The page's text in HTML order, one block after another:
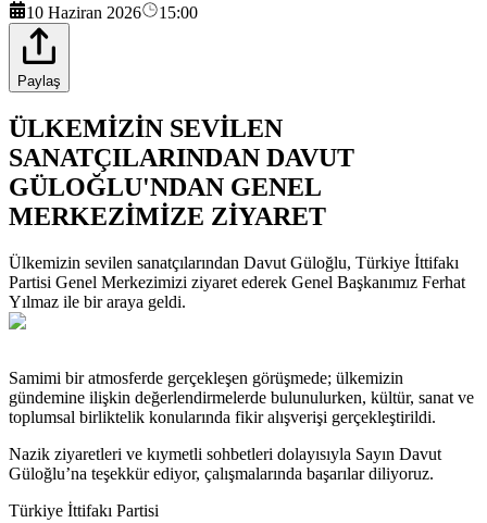
10 Haziran 2026 15:00
Paylaş
ÜLKEMİZİN SEVİLEN
SANATÇILARINDAN DAVUT
GÜLOĞLU'NDAN GENEL
MERKEZİMİZE ZİYARET
Ülkemizin sevilen sanatçılarından Davut Güloğlu, Türkiye İttifakı
Partisi Genel Merkezimizi ziyaret ederek Genel Başkanımız Ferhat
Yılmaz ile bir araya geldi.
Samimi bir atmosferde gerçekleşen görüşmede; ülkemizin
gündemine ilişkin değerlendirmelerde bulunulurken, kültür, sanat ve
toplumsal birliktelik konularında fikir alışverişi gerçekleştirildi.
Nazik ziyaretleri ve kıymetli sohbetleri dolayısıyla Sayın Davut
Güloğlu’na teşekkür ediyor, çalışmalarında başarılar diliyoruz.
Türkiye İttifakı Partisi